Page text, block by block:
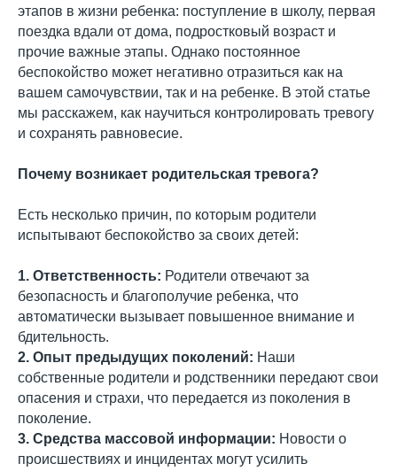
этапов в жизни ребенка: поступление в школу, первая
поездка вдали от дома, подростковый возраст и
прочие важные этапы. Однако постоянное
беспокойство может негативно отразиться как на
вашем самочувствии, так и на ребенке. В этой статье
мы расскажем, как научиться контролировать тревогу
и сохранять равновесие.
Почему возникает родительская тревога?
Есть несколько причин, по которым родители
испытывают беспокойство за своих детей:
1. Ответственность: Родители отвечают за
безопасность и благополучие ребенка, что
автоматически вызывает повышенное внимание и
бдительность.
2. Опыт предыдущих поколений: Наши
собственные родители и родственники передают свои
опасения и страхи, что передается из поколения в
поколение.
3. Средства массовой информации: Новости о
происшествиях и инцидентах могут усилить